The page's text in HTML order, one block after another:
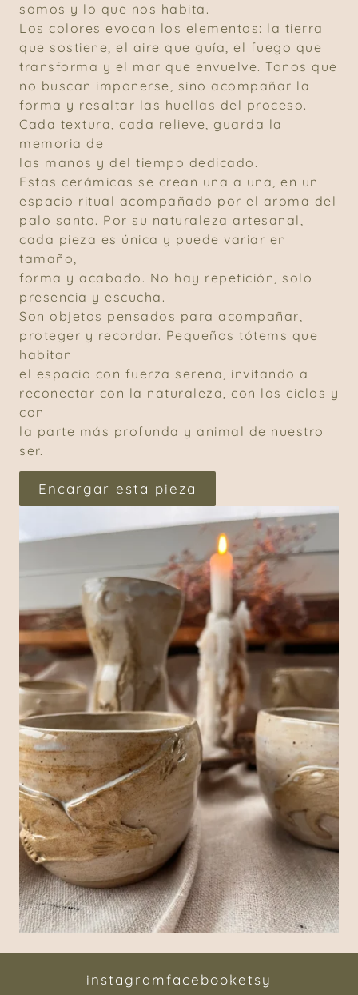
somos y lo que nos habita.
Los colores evocan los elementos: la tierra
que sostiene, el aire que guía, el fuego que
transforma y el mar que envuelve. Tonos que
no buscan imponerse, sino acompañar la
forma y resaltar las huellas del proceso.
Cada textura, cada relieve, guarda la
memoria de
las manos y del tiempo dedicado.
Estas cerámicas se crean una a una, en un
espacio ritual acompañado por el aroma del
palo santo. Por su naturaleza artesanal,
cada pieza es única y puede variar en
tamaño,
forma y acabado. No hay repetición, solo
presencia y escucha.
Son objetos pensados para acompañar,
proteger y recordar. Pequeños tótems que
habitan
el espacio con fuerza serena, invitando a
reconectar con la naturaleza, con los ciclos y
con
la parte más profunda y animal de nuestro
ser.
Encargar esta pieza
instagramfacebooketsy